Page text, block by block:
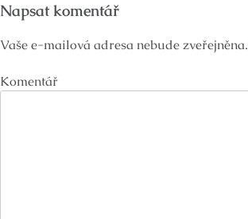
Napsat komentář
Vaše e-mailová adresa nebude zveřejněna.
Komentář